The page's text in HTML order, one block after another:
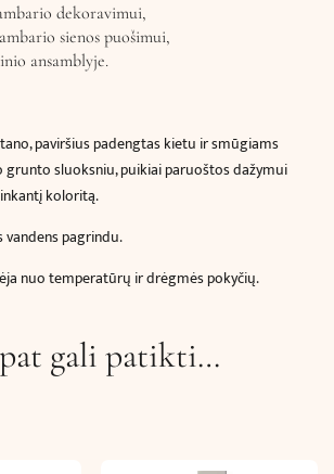
dekoravimui,
sienos puošimui,
ansamblyje.
paviršius padengtas kietu ir smūgiams
sluoksniu, puikiai paruoštos dažymui
koloritą.
pagrindu.
nuo temperatūrų ir drėgmės pokyčių.
gali patikti…